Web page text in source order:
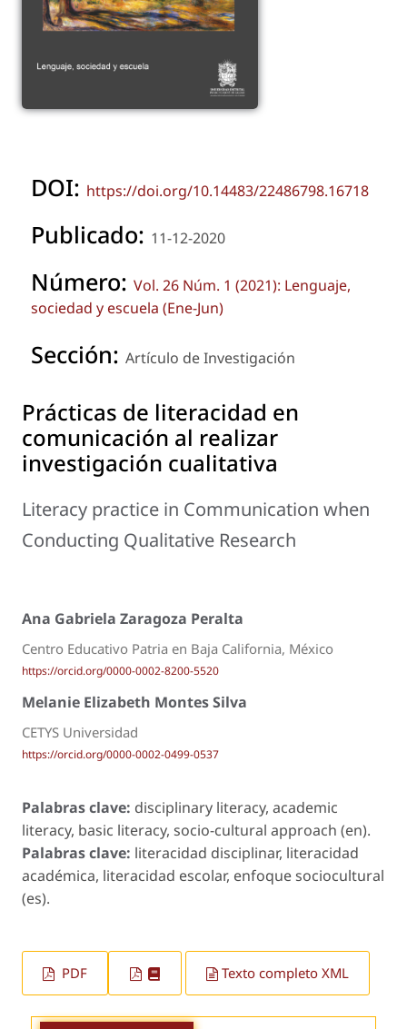
DOI: https://doi.org/10.14483/22486798.16718
Publicado: 11-12-2020
Número: Vol. 26 Núm. 1 (2021): Lenguaje,
sociedad y escuela (Ene-Jun)
Sección: Artículo de Investigación
Prácticas de literacidad en
comunicación al realizar
investigación cualitativa
Literacy practice in Communication when
Conducting Qualitative Research
Ana Gabriela Zaragoza Peralta
Centro Educativo Patria en Baja California, México
https://orcid.org/0000-0002-8200-5520
Melanie Elizabeth Montes Silva
CETYS Universidad
https://orcid.org/0000-0002-0499-0537
Palabras clave: disciplinary literacy, academic
literacy, basic literacy, socio-cultural approach (en).
Palabras clave: literacidad disciplinar, literacidad
académica, literacidad escolar, enfoque sociocultural
(es).
PDF Texto completo XML